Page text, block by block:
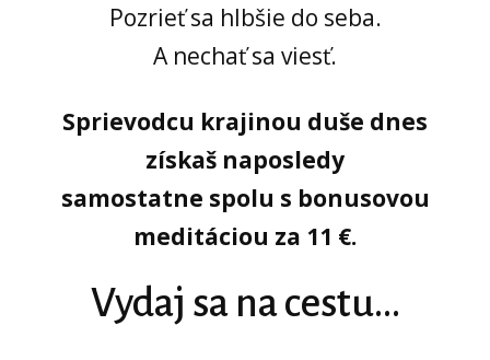
Pozrieť sa hlbšie do seba.
A nechať sa viesť.
Sprievodcu krajinou duše dnes
získaš naposledy
samostatne spolu s bonusovou
meditáciou za 11 €.
Vydaj sa na cestu...